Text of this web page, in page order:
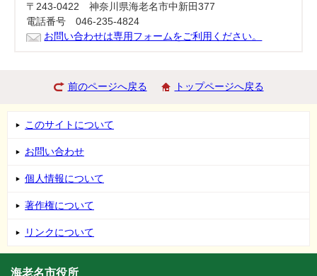
〒243-0422 神奈川県海老名市中新田377
電話番号 046-235-4824
お問い合わせは専用フォームをご利用ください。
前のページへ戻る トップページへ戻る
このサイトについて
お問い合わせ
個人情報について
著作権について
リンクについて
海老名市役所